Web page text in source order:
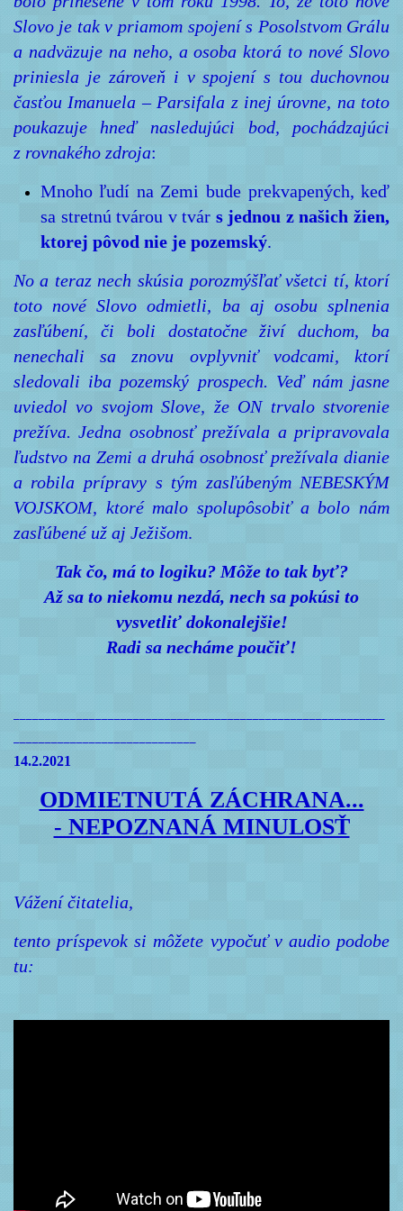
Slovo je tak v priamom spojení s Posolstvom Grálu
a nadväzuje na neho, a osoba ktorá to nové Slovo
priniesla je zároveň i v spojení s tou duchovnou
časťou Imanuela – Parsifala z inej úrovne, na toto
poukazuje hneď nasledujúci bod, pochádzajúci
z rovnakého zdroja:
Mnoho ľudí na Zemi bude prekvapených, keď
sa stretnú tvárou v tvár s jednou z našich žien,
ktorej pôvod nie je pozemský.
No a teraz nech skúsia porozmýšľať všetci tí, ktorí
toto nové Slovo odmietli, ba aj osobu splnenia
zasľúbení, či boli dostatočne živí duchom, ba
nenechali sa znovu ovplyvniť vodcami, ktorí
sledovali iba pozemský prospech. Veď nám jasne
uviedol vo svojom Slove, že ON trvalo stvorenie
prežíva. Jedna osobnosť prežívala a pripravovala
ľudstvo na Zemi a druhá osobnosť prežívala dianie
a robila prípravy s tým zasľúbeným NEBESKÝM
VOJSKOM, ktoré malo spolupôsobiť a bolo nám
zasľúbené už aj Ježišom.
Tak čo, má to logiku? Môže to tak byť?
Až sa to niekomu nezdá, nech sa pokúsi to
vysvetliť dokonalejšie!
Radi sa necháme poučiť!
14.2.2021
ODMIETNUTÁ ZÁCHRANA...
- NEPOZNANÁ MINULOSŤ
Vážení čitatelia,
tento príspevok si môžete vypočuť v audio podobe
tu: